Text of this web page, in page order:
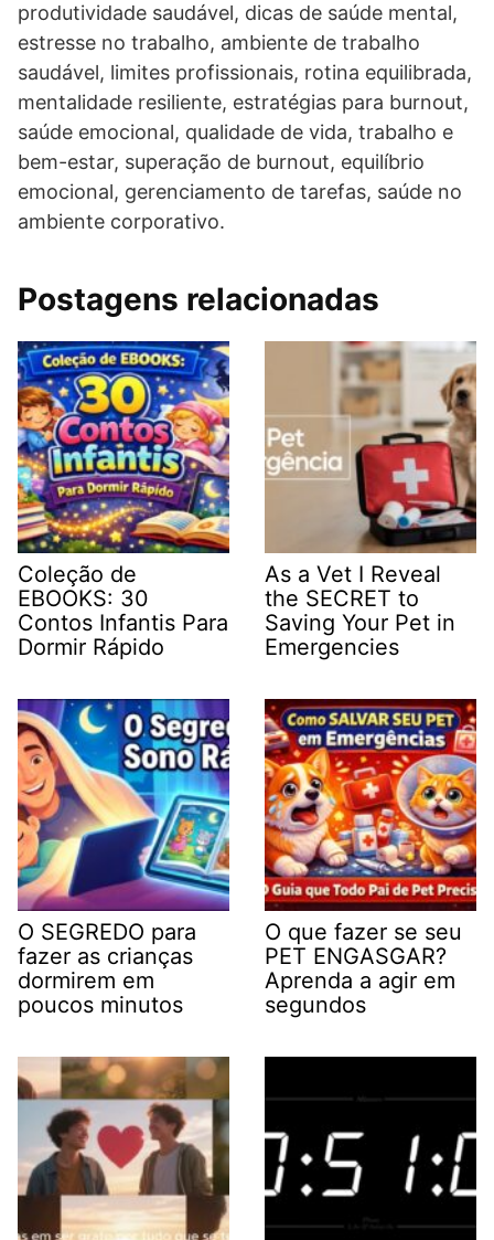
produtividade saudável, dicas de saúde mental,
estresse no trabalho, ambiente de trabalho
saudável, limites profissionais, rotina equilibrada,
mentalidade resiliente, estratégias para burnout,
saúde emocional, qualidade de vida, trabalho e
bem-estar, superação de burnout, equilíbrio
emocional, gerenciamento de tarefas, saúde no
ambiente corporativo.
Postagens relacionadas
Coleção de
EBOOKS: 30
Contos Infantis Para
Dormir Rápido
As a Vet I Reveal
the SECRET to
Saving Your Pet in
Emergencies
O SEGREDO para
fazer as crianças
dormirem em
poucos minutos
O que fazer se seu
PET ENGASGAR?
Aprenda a agir em
segundos